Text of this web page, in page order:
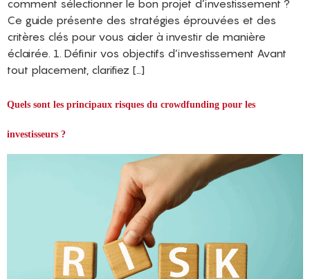
comment sélectionner le bon projet d’investissement ?
Ce guide présente des stratégies éprouvées et des
critères clés pour vous aider à investir de manière
éclairée. 1. Définir vos objectifs d’investissement Avant
tout placement, clarifiez […]
Quels sont les principaux risques du crowdfunding pour les
investisseurs ?